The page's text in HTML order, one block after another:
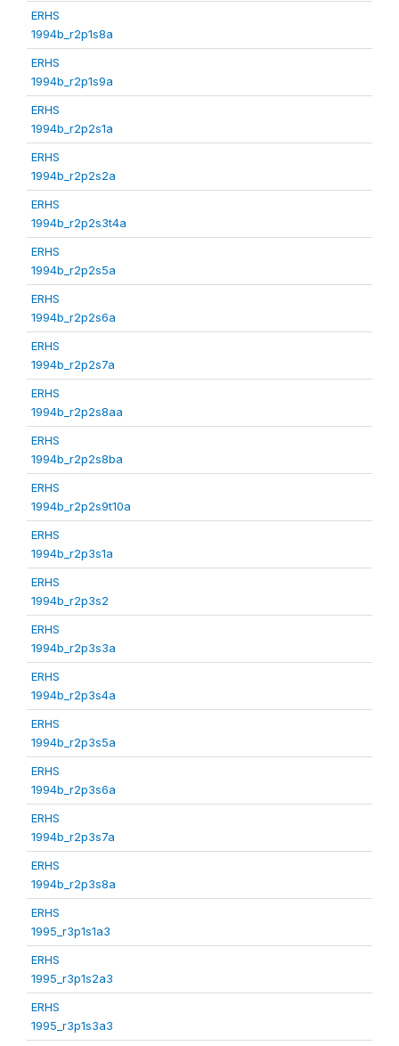
ERHS
1994b_r2p1s8a
ERHS
1994b_r2p1s9a
ERHS
1994b_r2p2s1a
ERHS
1994b_r2p2s2a
ERHS
1994b_r2p2s3t4a
ERHS
1994b_r2p2s5a
ERHS
1994b_r2p2s6a
ERHS
1994b_r2p2s7a
ERHS
1994b_r2p2s8aa
ERHS
1994b_r2p2s8ba
ERHS
1994b_r2p2s9t10a
ERHS
1994b_r2p3s1a
ERHS
1994b_r2p3s2
ERHS
1994b_r2p3s3a
ERHS
1994b_r2p3s4a
ERHS
1994b_r2p3s5a
ERHS
1994b_r2p3s6a
ERHS
1994b_r2p3s7a
ERHS
1994b_r2p3s8a
ERHS
1995_r3p1s1a3
ERHS
1995_r3p1s2a3
ERHS
1995_r3p1s3a3